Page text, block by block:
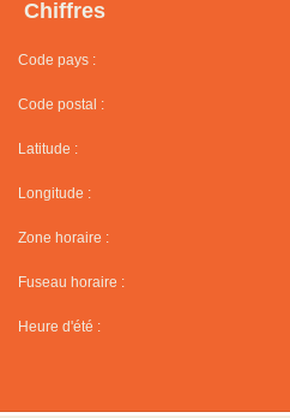
Chiffres
Code pays :
Code postal :
Latitude :
Longitude :
Zone horaire :
Fuseau horaire :
Heure d'été :